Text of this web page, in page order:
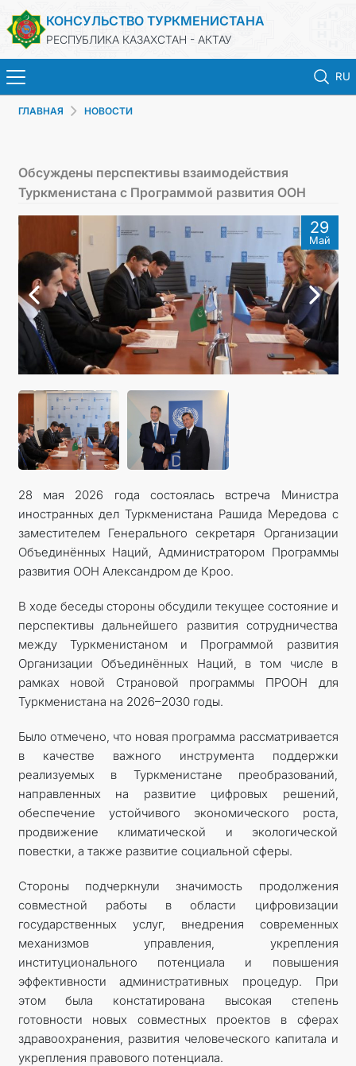
КОНСУЛЬСТВО ТУРКМЕНИСТАНА
РЕСПУБЛИКА КАЗАХСТАН - АКТАУ
RU
ТУРКМЕНИСТАН
КОНСУЛЬСКИЕ УСЛУГИ
МИД
ЗАПИСЬ НА ПРИЕМ
КОНТАКТНЫЕ ДАННЫЕ
ДОКУМЕНТЫ
ПРАЗДНИЧНЫЕ И ПАМЯТНЫЕ ДНИ
ГЛАВНАЯ НОВОСТИ
Обсуждены перспективы взаимодействия
Туркменистана с Программой развития ООН
29
Май
28 мая 2026 года состоялась встреча Министра
иностранных дел Туркменистана Рашида Мередова с
заместителем Генерального секретаря Организации
Объединённых Наций, Администратором Программы
развития ООН Александром де Кроо.
В ходе беседы стороны обсудили текущее состояние и
перспективы дальнейшего развития сотрудничества
между Туркменистаном и Программой развития
Организации Объединённых Наций, в том числе в
рамках новой Страновой программы ПРООН для
Туркменистана на 2026–2030 годы.
Было отмечено, что новая программа рассматривается
в качестве важного инструмента поддержки
реализуемых в Туркменистане преобразований,
направленных на развитие цифровых решений,
обеспечение устойчивого экономического роста,
продвижение климатической и экологической
повестки, а также развитие социальной сферы.
Стороны подчеркнули значимость продолжения
совместной работы в области цифровизации
государственных услуг, внедрения современных
механизмов управления, укрепления
институционального потенциала и повышения
эффективности административных процедур. При
этом была констатирована высокая степень
готовности новых совместных проектов в сферах
здравоохранения, развития человеческого капитала и
укрепления правового потенциала.